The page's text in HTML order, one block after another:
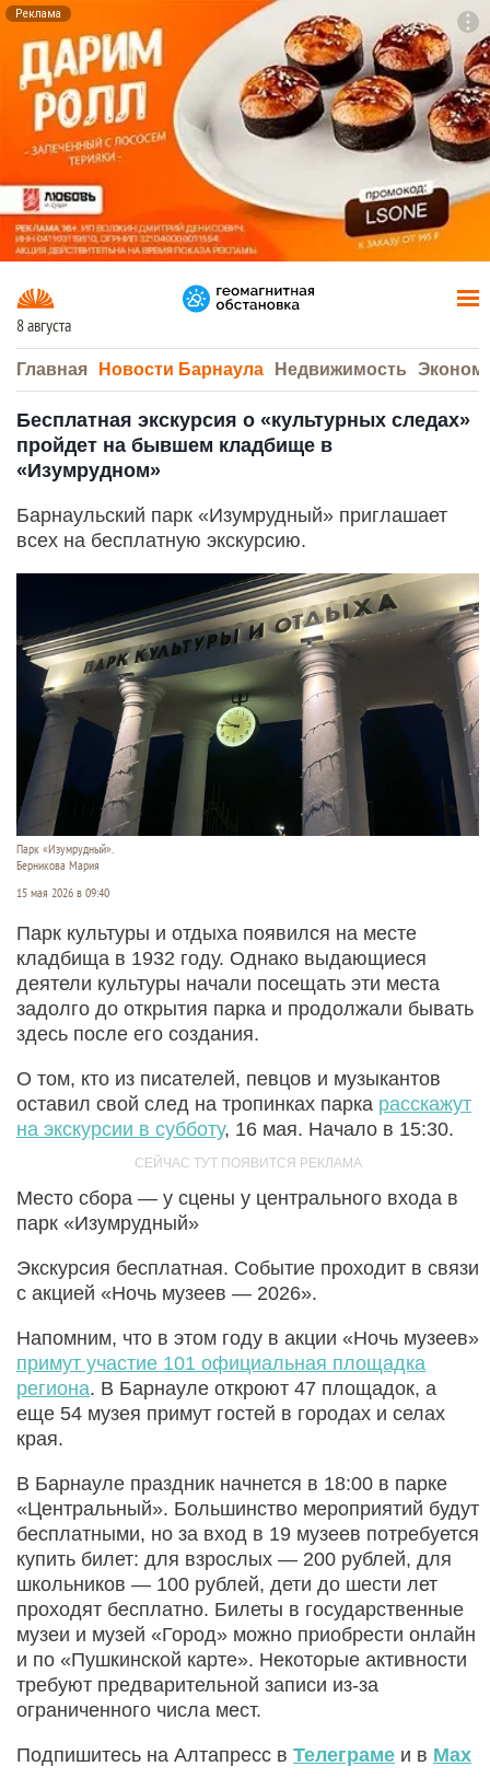
Реклама
8 августа
Главная Новости Барнаула Недвижимость
Бесплатная экскурсия о «культурных следах»
пройдет на бывшем кладбище в
«Изумрудном»
Барнаульский парк «Изумрудный» приглашает
всех на бесплатную экскурсию.
Парк «Изумрудный».
Берникова Мария
15 мая 2026 в 09:40
Парк культуры и отдыха появился на месте
кладбища в 1932 году. Однако выдающиеся
деятели культуры начали посещать эти места
задолго до открытия парка и продолжали бывать
здесь после его создания.
О том, кто из писателей, певцов и музыкантов
оставил свой след на тропинках парка расскажут
на экскурсии в субботу, 16 мая. Начало в 15:30.
Место сбора — у сцены у центрального входа в
парк «Изумрудный»
Экскурсия бесплатная. Событие проходит в связи
с акцией «Ночь музеев — 2026».
Напомним, что в этом году в акции «Ночь музеев»
примут участие 101 официальная площадка
региона. В Барнауле откроют 47 площадок, а
еще 54 музея примут гостей в городах и селах
края.
В Барнауле праздник начнется в 18:00 в парке
«Центральный». Большинство мероприятий будут
бесплатными, но за вход в 19 музеев потребуется
купить билет: для взрослых — 200 рублей, для
школьников — 100 рублей, дети до шести лет
проходят бесплатно. Билеты в государственные
музеи и музей «Город» можно приобрести онлайн
и по «Пушкинской карте». Некоторые активности
требуют предварительной записи из-за
ограниченного числа мест.
Подпишитесь на Алтапресс в Телеграме и в Max